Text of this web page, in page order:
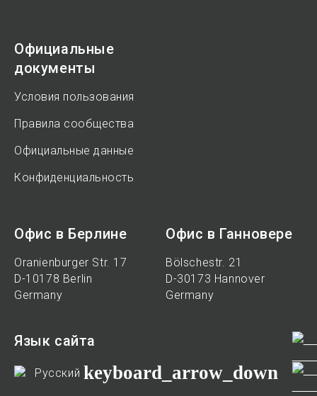
Официальные
документы
Условия пользования
Правила сообщества
Официальные данные
Конфиденциальность
Офис в Берлине
Oranienburger Str. 17
D-10178 Berlin
Germany
Офис в Ганновере
Bölschestr. 21
D-30173 Hannover
Germany
Язык сайта
Русский keyboard_arrow_down